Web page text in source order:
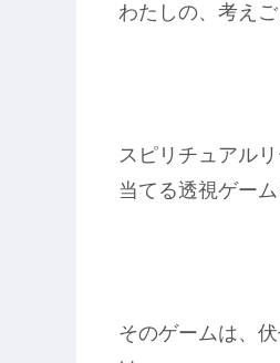
わたしの、考え
スピリチュアル
当てる透視ゲー
そのゲームは、